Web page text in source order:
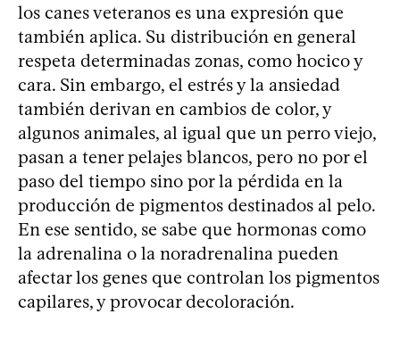
los canes veteranos es una expresión que
también aplica. Su distribución en general
respeta determinadas zonas, como hocico y
cara. Sin embargo, el estrés y la ansiedad
también derivan en cambios de color, y
algunos animales, al igual que un perro viejo,
pasan a tener pelajes blancos, pero no por el
paso del tiempo sino por la pérdida en la
producción de pigmentos destinados al pelo.
En ese sentido, se sabe que hormonas como
la adrenalina o la noradrenalina pueden
afectar los genes que controlan los pigmentos
capilares, y provocar decoloración.